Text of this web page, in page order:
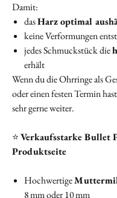
Damit:
dasHarz optimal
keine Verformungen
jedes Schmuckstück die
erhält
Wenn du die Ohrringe als
oder einen festen Termin
sehr gerne weiter.
⭐Verkaufsstarke Bullet
Produktseite
Hochwertige
8 mm oder 10 mm